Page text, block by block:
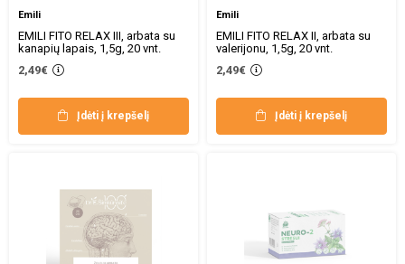
Emili
EMILI FITO RELAX III, arbata su
kanapių lapais, 1,5g, 20 vnt.
2,49€
Įdėti į krepšelį
Emili
EMILI FITO RELAX II, arbata su
valerijonu, 1,5g, 20 vnt.
2,49€
Įdėti į krepšelį